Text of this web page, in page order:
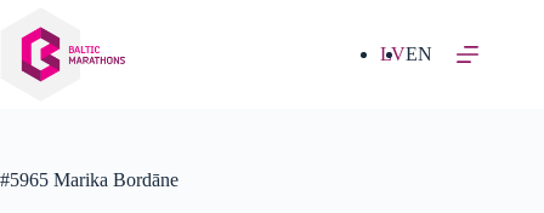
saturu
LVEN
#5965 Marika Bordāne